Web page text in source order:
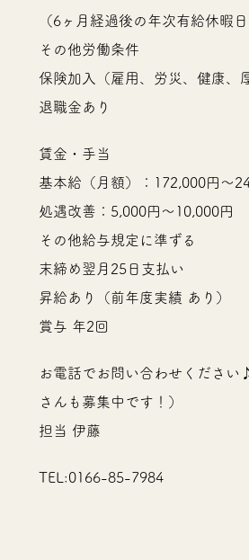
（6ヶ月経過後の年次有給休暇日
その他労働条件
保険加入（雇用、労災、健康、
退職金あり
賃金・手当
基本給（月額）：172,000円〜
処遇改善：5,000円～10,000円
その他給与規定に準ずる
末締め翌月25日支払い
昇給あり（前年度実績 あり）
賞与 年2回
お電話でお問い合わせくださ
さんも募集中です！）
担当 伊藤
TEL:0166-85-7984